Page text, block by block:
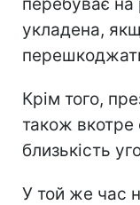
укладена,
Крім того,
також вкотре
близькість
У той же час